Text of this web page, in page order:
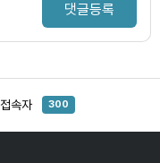
댓글등록
접속자 300